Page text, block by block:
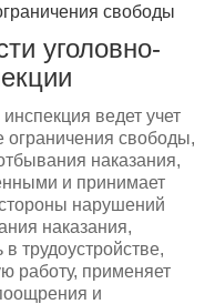
свободы
уголовно-
ведет учет
ограничения свободы,
наказания,
и принимает
нарушений
наказания,
трудоустройстве,
работу, применяет
и